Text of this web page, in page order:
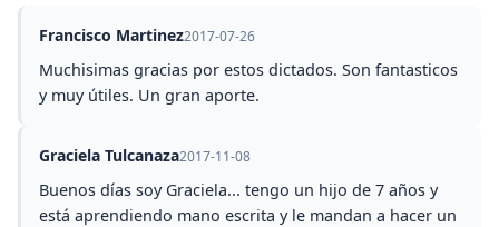
Francisco Martinez2017-07-26
Muchisimas gracias por estos dictados. Son fantasticos
y muy útiles. Un gran aporte.
Graciela Tulcanaza2017-11-08
Buenos días soy Graciela... tengo un hijo de 7 años y
está aprendiendo mano escrita y le mandan a hacer un